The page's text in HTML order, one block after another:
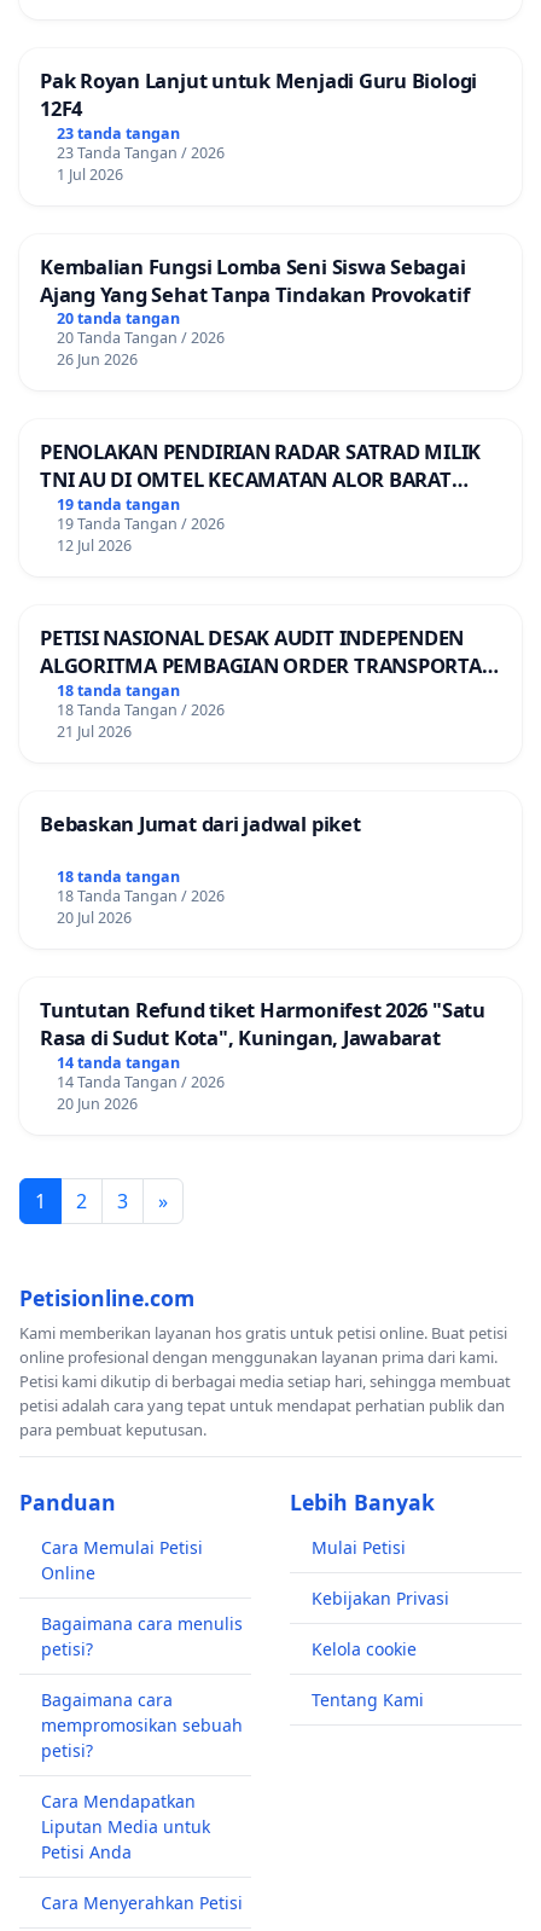
Pak Royan Lanjut untuk Menjadi Guru Biologi
12F4
23 tanda tangan
23 Tanda Tangan / 2026
1 Jul 2026
Kembalian Fungsi Lomba Seni Siswa Sebagai
Ajang Yang Sehat Tanpa Tindakan Provokatif
20 tanda tangan
20 Tanda Tangan / 2026
26 Jun 2026
PENOLAKAN PENDIRIAN RADAR SATRAD MILIK
TNI AU DI OMTEL KECAMATAN ALOR BARAT
LAUT, KABUPATEN ALOR
19 tanda tangan
19 Tanda Tangan / 2026
12 Jul 2026
PETISI NASIONAL DESAK AUDIT INDEPENDEN
ALGORITMA PEMBAGIAN ORDER TRANSPORTASI
ONLINE
18 tanda tangan
18 Tanda Tangan / 2026
21 Jul 2026
Bebaskan Jumat dari jadwal piket
18 tanda tangan
18 Tanda Tangan / 2026
20 Jul 2026
Tuntutan Refund tiket Harmonifest 2026 "Satu
Rasa di Sudut Kota", Kuningan, Jawabarat
14 tanda tangan
14 Tanda Tangan / 2026
20 Jun 2026
1 2 3 »
Petisionline.com
Kami memberikan layanan hos gratis untuk petisi online. Buat petisi
online profesional dengan menggunakan layanan prima dari kami.
Petisi kami dikutip di berbagai media setiap hari, sehingga membuat
petisi adalah cara yang tepat untuk mendapat perhatian publik dan
para pembuat keputusan.
Panduan
Cara Memulai Petisi
Online
Bagaimana cara menulis
petisi?
Bagaimana cara
mempromosikan sebuah
petisi?
Cara Mendapatkan
Liputan Media untuk
Petisi Anda
Cara Menyerahkan Petisi
Lebih Banyak
Mulai Petisi
Kebijakan Privasi
Kelola cookie
Tentang Kami